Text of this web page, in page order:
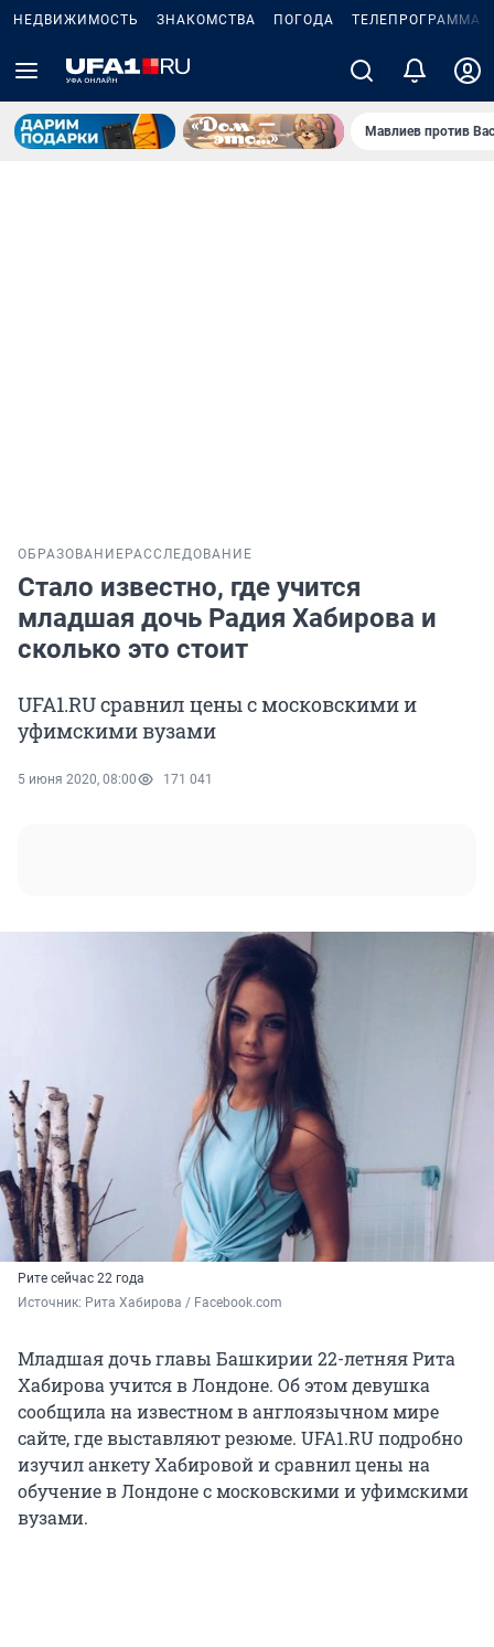
НЕДВИЖИМОСТЬ ЗНАКОМСТВА ПОГОДА ТЕЛЕПРОГРАММА
Мавлиев против
ОБРАЗОВАНИЕ РАССЛЕДОВАНИЕ
Стало известно, где учится
младшая дочь Радия Хабирова и
сколько это стоит
UFA1.RU сравнил цены с московскими и
уфимскими вузами
5 июня 2020, 08:00 171 041
Рите сейчас 22 года
Источник: Рита Хабирова / Facebook.com
Младшая дочь главы Башкирии 22-летняя Рита
Хабирова учится в Лондоне. Об этом девушка
сообщила на известном в англоязычном мире
сайте, где выставляют резюме. UFA1.RU подробно
изучил анкету Хабировой и сравнил цены на
обучение в Лондоне с московскими и уфимскими
вузами.